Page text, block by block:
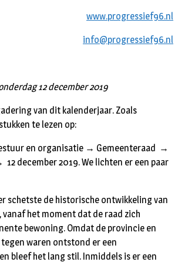
www.progressief96.nl
info@progressief96.nl
12 december 2019
van dit kalenderjaar. Zoals
te lezen op:
en organisatie → Gemeenteraad →
december 2019. We lichten er een paar
schetste de historische ontwikkeling van
vanaf het moment dat de raad zich
bewoning. Omdat de provincie en
waren ontstond er een
bleef het lang stil. Inmiddels is er een